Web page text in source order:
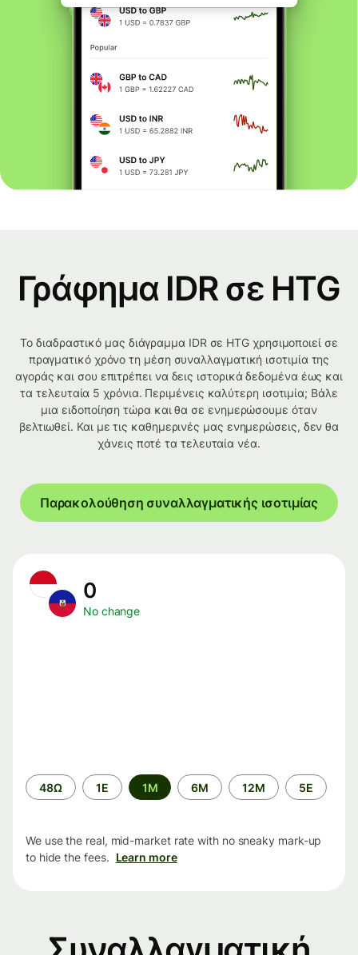
Γράφημα IDR σε HTG
Το διαδραστικό μας διάγραμμα IDR σε HTG χρησιμοποιεί σε
πραγματικό χρόνο τη μέση συναλλαγματική ισοτιμία της
αγοράς και σου επιτρέπει να δεις ιστορικά δεδομένα έως και
τα τελευταία 5 χρόνια. Περιμένεις καλύτερη ισοτιμία; Βάλε
μια ειδοποίηση τώρα και θα σε ενημερώσουμε όταν
βελτιωθεί. Και με τις καθημερινές μας ενημερώσεις, δεν θα
χάνεις ποτέ τα τελευταία νέα.
Παρακολούθηση συναλλαγματικής ισοτιμίας
0
No change
Time
period
48Ω 1Ε 1M 6M 12M 5Ε
We use the real, mid-market rate with no sneaky mark-up
to hide the fees. Learn more